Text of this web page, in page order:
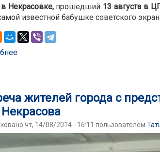
Некрасовке,прошедший 13 августа в
известной бабушке советского
жителей города с
чт, 14/08/2014 - 16:11 пользователем